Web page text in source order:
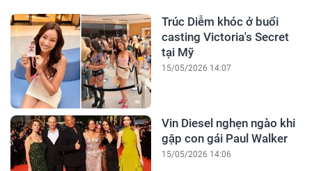
Trúc Diễm khóc ở buổi
casting Victoria's Secret
tại Mỹ
15/05/2026 14:07
Vin Diesel nghẹn ngào khi
gặp con gái Paul Walker
15/05/2026 14:06